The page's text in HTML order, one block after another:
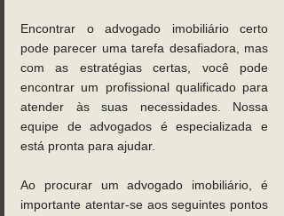
Encontrar o advogado imobiliário certo
pode parecer uma tarefa desafiadora, mas
com as estratégias certas, você pode
encontrar um profissional qualificado para
atender às suas necessidades. Nossa
equipe de advogados é especializada e
está pronta para ajudar.
Ao procurar um advogado imobiliário, é
importante atentar-se aos seguintes pontos